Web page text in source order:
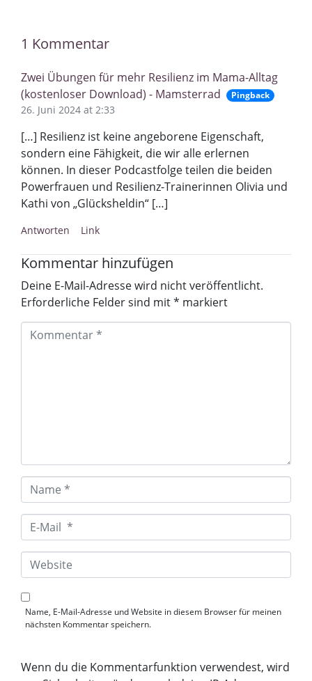
1 Kommentar
Zwei Übungen für mehr Resilienz im Mama-Alltag
(kostenloser Download) - Mamsterrad
Pingback
26. Juni 2024 at 2:33
[…] Resilienz ist keine angeborene Eigenschaft,
sondern eine Fähigkeit, die wir alle erlernen
können. In dieser Podcastfolge teilen die beiden
Powerfrauen und Resilienz-Trainerinnen Olivia und
Kathi von „Glücksheldin“ […]
Antworten Link
Kommentar hinzufügen
Deine E-Mail-Adresse wird nicht veröffentlicht.
Erforderliche Felder sind mit* markiert
K
N
m
eE
M
a
*
W
b
s
Name, E-Mail-Adresse und Website in diesem Browser für meinen
nächsten Kommentar speichern.
Wenn du die Kommentarfunktion verwendest, wird